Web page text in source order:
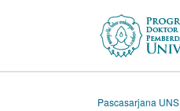
Pascasarjana UNS